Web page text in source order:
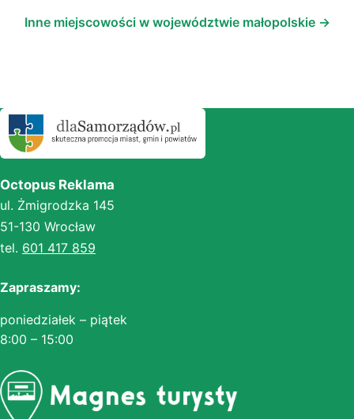
Inne miejscowości w województwie małopolskie →
Octopus Reklama
ul. Żmigrodzka 145
51-130 Wrocław
tel. 601 417 859
Zapraszamy:
poniedziałek – piątek
8:00 – 15:00